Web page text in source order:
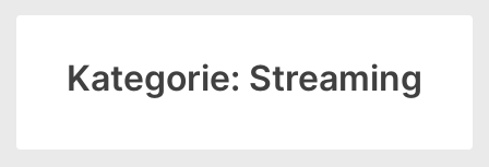
Kategorie: Streaming